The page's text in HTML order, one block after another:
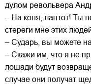
дулом револьвера
– На коня, лаптот! Ты
стереги мне этих
– Сударь, вы можете
– Скажи им, что я не
лошади будут
случае они получат